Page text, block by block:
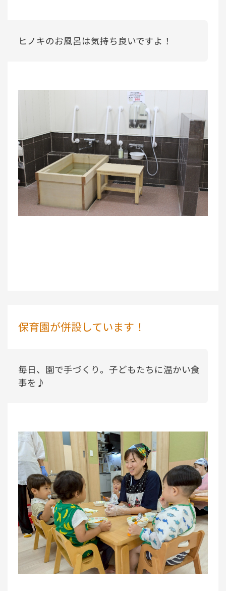
ヒノキのお風呂は気持ち良いですよ！
保育園が併設しています！
毎日、園で手づくり。子どもたちに温かい食
事を♪